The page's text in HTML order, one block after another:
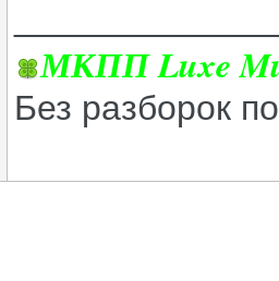
МКПП Luxe
Без разборок